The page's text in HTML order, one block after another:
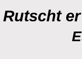
Rutscht